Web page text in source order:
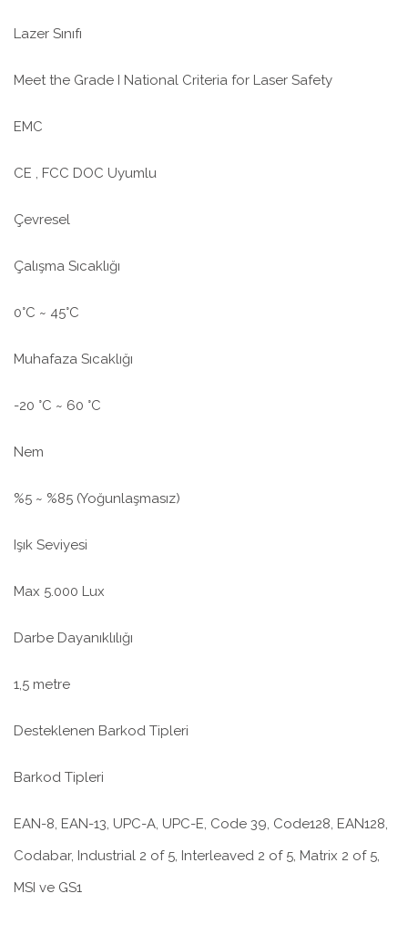
Lazer Sınıfı
Meet the Grade I National Criteria for Laser Safety
EMC
CE , FCC DOC Uyumlu
Çevresel
Çalışma Sıcaklığı
0°C ~ 45°C
Muhafaza Sıcaklığı
-20 °C ~ 60 °C
Nem
%5 ~ %85 (Yoğunlaşmasız)
Işık Seviyesi
Max 5.000 Lux
Darbe Dayanıklılığı
1,5 metre
Desteklenen Barkod Tipleri
Barkod Tipleri
EAN-8, EAN-13, UPC-A, UPC-E, Code 39, Code128, EAN128,
Codabar, Industrial 2 of 5, Interleaved 2 of 5, Matrix 2 of 5,
MSI ve GS1